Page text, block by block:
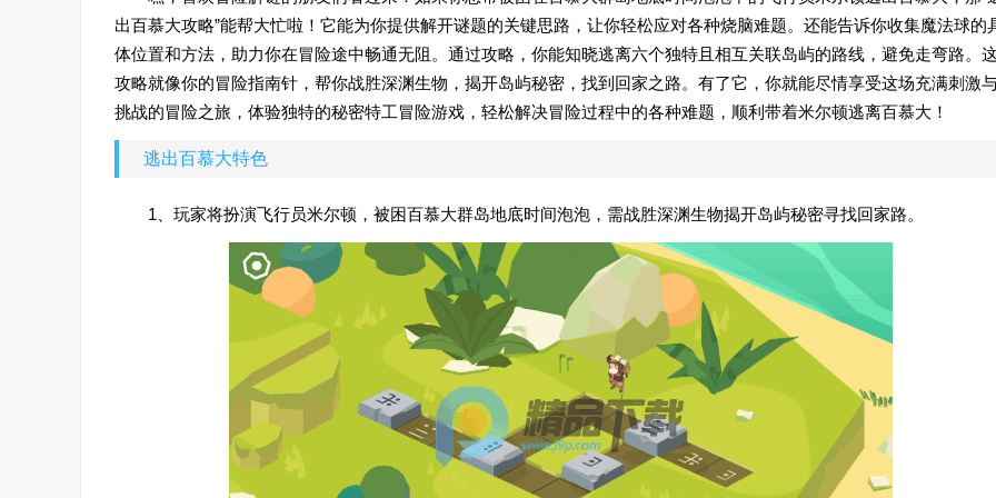
出百慕大攻略”能帮大忙啦！它能为你提供解开谜题的关键思路，让你轻松应对各种烧脑难题。还能告诉你收集魔法球的
体位置和方法，助力你在冒险途中畅通无阻。通过攻略，你能知晓逃离六个独特且相互关联岛屿的路线，避免走弯路。
攻略就像你的冒险指南针，帮你战胜深渊生物，揭开岛屿秘密，找到回家之路。有了它，你就能尽情享受这场充满刺激
挑战的冒险之旅，体验独特的秘密特工冒险游戏，轻松解决冒险过程中的各种难题，顺利带着米尔顿逃离百慕大！
逃出百慕大特色
1、玩家将扮演飞行员米尔顿，被困百慕大群岛地底时间泡泡，需战胜深渊生物揭开岛屿秘密寻找回家路。